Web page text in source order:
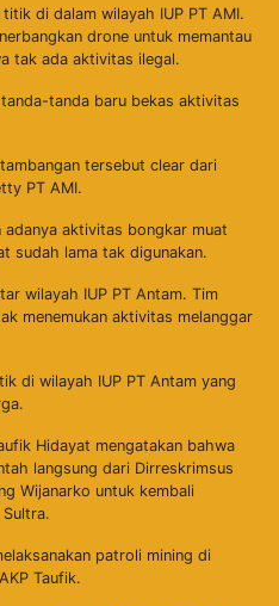
di dalam wilayah IUP PT AMI.
drone untuk memantau
tak ada aktivitas ilegal.
tanda baru bekas aktivitas
tersebut clear dari
PT AMI.
aktivitas bongkar muat
sudah lama tak digunakan.
wilayah IUP PT Antam. Tim
menemukan aktivitas melanggar
di wilayah IUP PT Antam yang
Hidayat mengatakan bahwa
langsung dari Dirreskrimsus
Wijanarko untuk kembali
patroli mining di
Taufik.